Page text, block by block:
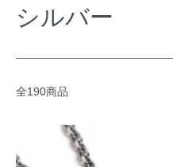
シルバー
全190商品